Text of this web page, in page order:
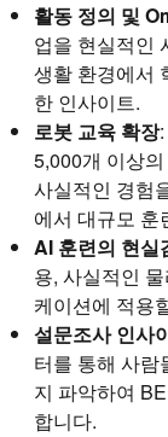
활동 정의 및
업을 현실적인
생활 환경에서
한 인사이트.
로봇 교육 확장
5,000개 이상
사실적인 경험
에서 대규모 훈
AI 훈련의 현실
용, 사실적인
케이션에 적용
설문조사 인사
터를 통해 사람
지 파악하여
합니다.